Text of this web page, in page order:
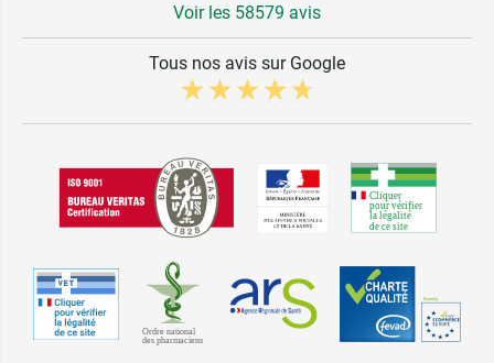
Voir les 58579 avis
Tous nos avis sur Google